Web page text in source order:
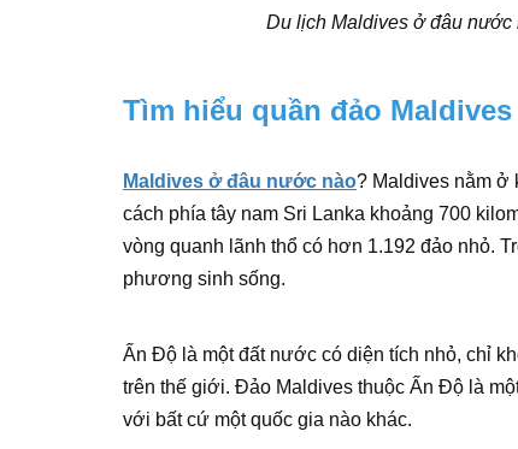
Du lịch Maldives ở đâu nước
Tìm hiểu quần đảo
Maldives ở đâu nước nào? Maldives nằm ở
cách phía tây nam Sri Lanka khoảng 700
vòng quanh lãnh thổ có hơn 1.192 đảo nhỏ.
phương sinh sống.
Ấn Độ là một đất nước có diện tích nhỏ, chỉ
trên thế giới. Đảo Maldives thuộc Ấn Độ là
với bất cứ một quốc gia nào khác.